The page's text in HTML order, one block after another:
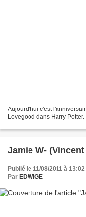
Aujourd'hui c'est
Lovegood dans Harry
Jamie W-
Publié le 11/08/2011 à 13:02
Par EDWIGE